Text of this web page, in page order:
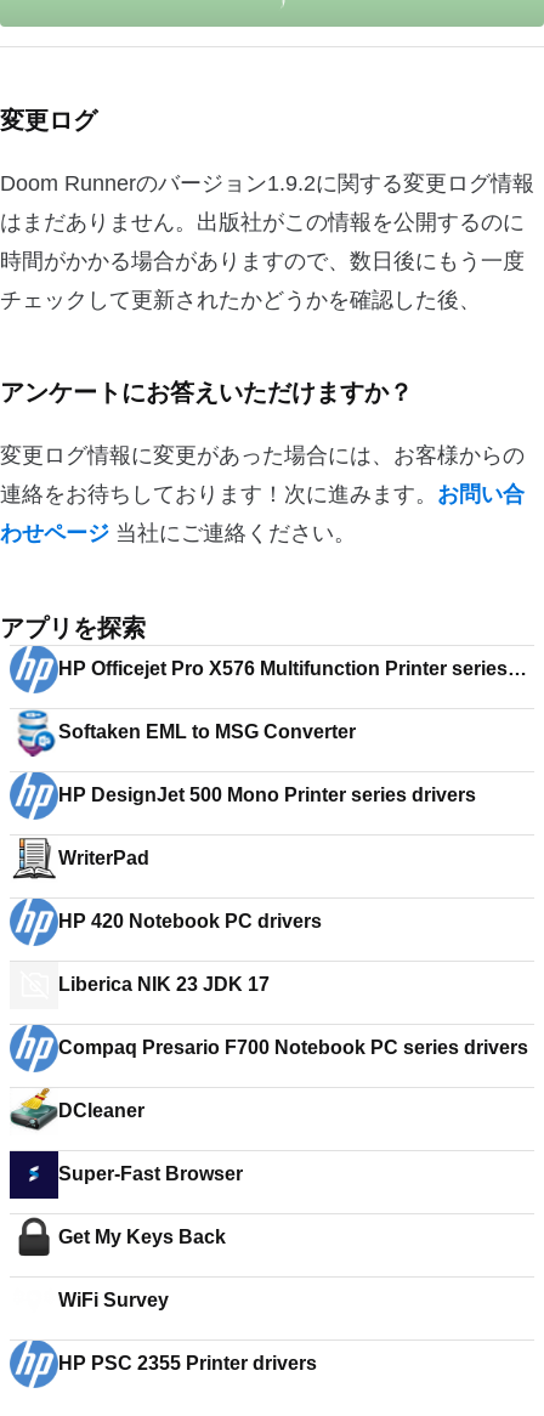
変更ログ
Doom Runnerのバージョン1.9.2に関する変更ログ情報
はまだありません。出版社がこの情報を公開するのに
時間がかかる場合がありますので、数日後にもう一度
チェックして更新されたかどうかを確認した後、
アンケートにお答えいただけますか？
変更ログ情報に変更があった場合には、お客様からの
連絡をお待ちしております！次に進みます。 お問い合
わせページ 当社にご連絡ください。
アプリを探索
HP Officejet Pro X576 Multifunction Printer series
Softaken EML to MSG Converter
HP DesignJet 500 Mono Printer series drivers
WriterPad
HP 420 Notebook PC drivers
Liberica NIK 23 JDK 17
Compaq Presario F700 Notebook PC series drivers
DCleaner
Super-Fast Browser
Get My Keys Back
WiFi Survey
HP PSC 2355 Printer drivers